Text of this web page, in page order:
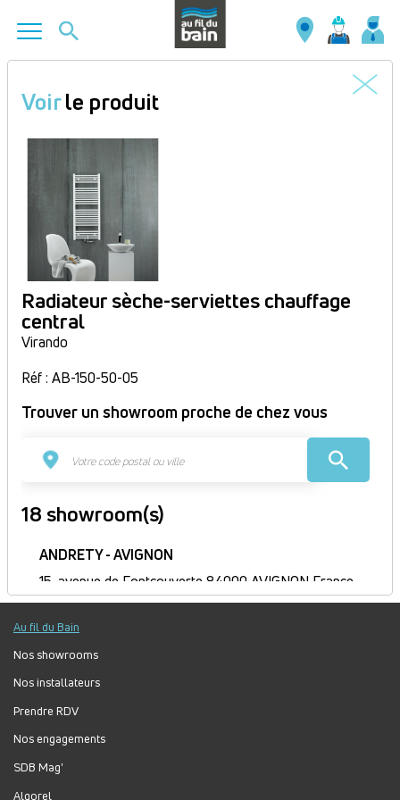
contenu
principal
Voirle produit
Radiateur sèche-serviettes chauffage
central
Virando
Réf : AB-150-50-05
Trouver un showroom proche de chez vous
18 showroom(s)
ANDRETY - AVIGNON
15, avenue de Fontcouverte 84000 AVIGNON France
Itinéraire
Fermé
Jour
Plage
horaire
Lundi :
Mardi :
Jeudi :
Vendredi : 8h30-12h, 13h30-17h
Samedi :
Au fil du Bain
Nos showrooms
Nos installateurs
Prendre RDV
Nos engagements
SDB Mag'
Algorel